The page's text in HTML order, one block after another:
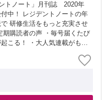
トノート」月刊誌 2020年
中！ レジデントノートの年
研修生活をもっと充実させ
期購読者の声 ・毎号届くたび
こる！ ・大人気連載がもれ
勉強の習慣がつく！ レジデン
年創刊21年目に...